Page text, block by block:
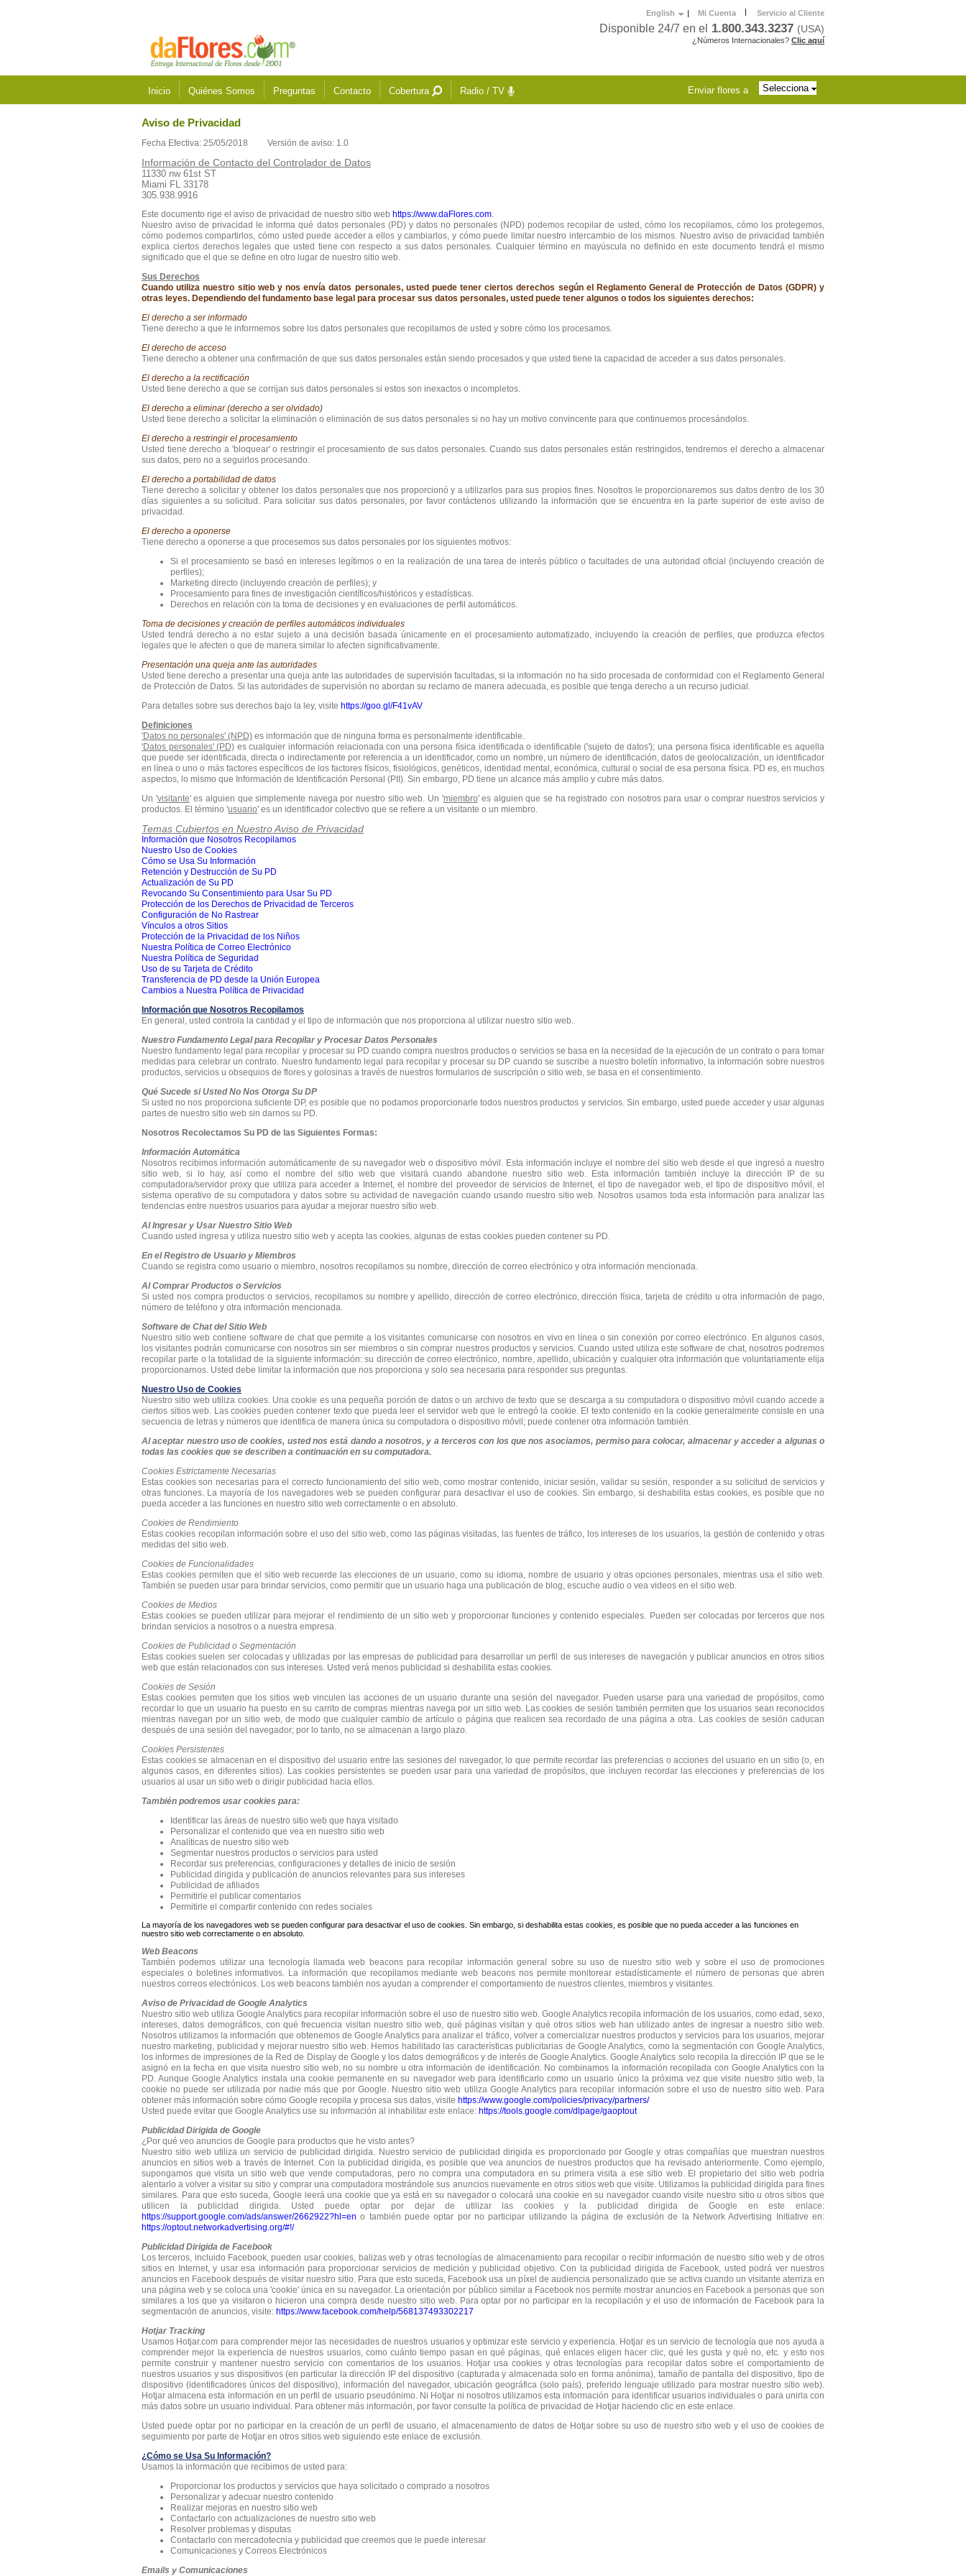
English | Mi Cuenta | Servicio al Cliente
Disponible 24/7 en el 1.800.343.3237 (USA)
¿Números Internacionales? Clic aquí
Inicio Quiénes Somos Preguntas Contacto Cobertura Radio / TV Enviar flores a Selecciona
Aviso de Privacidad
Fecha Efectiva: 25/05/2018 Versión de aviso: 1.0
Información de Contacto del Controlador de Datos
11330 nw 61st ST
Miami FL 33178
305.938.9916
Este documento rige el aviso de privacidad de nuestro sitio web https://www.daFlores.com.
Nuestro aviso de privacidad le informa qué datos personales (PD) y datos no personales (NPD) podemos recopilar de usted, cómo los recopilamos, cómo los protegemos,
cómo podemos compartirlos, cómo usted puede acceder a ellos y cambiarlos, y cómo puede limitar nuestro intercambio de los mismos. Nuestro aviso de privacidad también
explica ciertos derechos legales que usted tiene con respecto a sus datos personales. Cualquier término en mayúscula no definido en este documento tendrá el mismo
significado que el que se define en otro lugar de nuestro sitio web.
Sus Derechos
Cuando utiliza nuestro sitio web y nos envía datos personales, usted puede tener ciertos derechos según el Reglamento General de Protección de Datos (GDPR) y
otras leyes. Dependiendo del fundamento base legal para procesar sus datos personales, usted puede tener algunos o todos los siguientes derechos:
El derecho a ser informado
Tiene derecho a que le informemos sobre los datos personales que recopilamos de usted y sobre cómo los procesamos.
El derecho de acceso
Tiene derecho a obtener una confirmación de que sus datos personales están siendo procesados y que usted tiene la capacidad de acceder a sus datos personales.
El derecho a la rectificación
Usted tiene derecho a que se corrijan sus datos personales si estos son inexactos o incompletos.
El derecho a eliminar (derecho a ser olvidado)
Usted tiene derecho a solicitar la eliminación o eliminación de sus datos personales si no hay un motivo convincente para que continuemos procesándolos.
El derecho a restringir el procesamiento
Usted tiene derecho a 'bloquear' o restringir el procesamiento de sus datos personales. Cuando sus datos personales están restringidos, tendremos el derecho a almacenar
sus datos, pero no a seguirlos procesando.
El derecho a portabilidad de datos
Tiene derecho a solicitar y obtener los datos personales que nos proporcionó y a utilizarlos para sus propios fines. Nosotros le proporcionaremos sus datos dentro de los 30
días siguientes a su solicitud. Para solicitar sus datos personales, por favor contáctenos utilizando la información que se encuentra en la parte superior de este aviso de
privacidad.
El derecho a oponerse
Tiene derecho a oponerse a que procesemos sus datos personales por los siguientes motivos:
Si el procesamiento se basó en intereses legítimos o en la realización de una tarea de interés público o facultades de una autoridad oficial (incluyendo creación de
perfiles);
Marketing directo (incluyendo creación de perfiles); y
Procesamiento para fines de investigación científicos/históricos y estadísticas.
Derechos en relación con la toma de decisiones y en evaluaciones de perfil automáticos.
Toma de decisiones y creación de perfiles automáticos individuales
Usted tendrá derecho a no estar sujeto a una decisión basada únicamente en el procesamiento automatizado, incluyendo la creación de perfiles, que produzca efectos
legales que le afecten o que de manera similar lo afecten significativamente.
Presentación una queja ante las autoridades
Usted tiene derecho a presentar una queja ante las autoridades de supervisión facultadas, si la información no ha sido procesada de conformidad con el Reglamento General
de Protección de Datos. Si las autoridades de supervisión no abordan su reclamo de manera adecuada, es posible que tenga derecho a un recurso judicial.
Para detalles sobre sus derechos bajo la ley, visite https://goo.gl/F41vAV
Definiciones
'Datos no personales' (NPD) es información que de ninguna forma es personalmente identificable.
'Datos personales' (PD) es cualquier información relacionada con una persona física identificada o identificable ('sujeto de datos'); una persona física identificable es aquella
que puede ser identificada, directa o indirectamente por referencia a un identificador, como un nombre, un número de identificación, datos de geolocalización, un identificador
en línea o uno o más factores específicos de los factores físicos, fisiológicos, genéticos, identidad mental, económica, cultural o social de esa persona física. PD es, en muchos
aspectos, lo mismo que Información de Identificación Personal (PII). Sin embargo, PD tiene un alcance más amplio y cubre más datos.
Un 'visitante' es alguien que simplemente navega por nuestro sitio web. Un 'miembro' es alguien que se ha registrado con nosotros para usar o comprar nuestros servicios y
productos. El término 'usuario' es un identificador colectivo que se refiere a un visitante o un miembro.
Temas Cubiertos en Nuestro Aviso de Privacidad
Información que Nosotros Recopilamos
Nuestro Uso de Cookies
Cómo se Usa Su Información
Retención y Destrucción de Su PD
Actualización de Su PD
Revocando Su Consentimiento para Usar Su PD
Protección de los Derechos de Privacidad de Terceros
Configuración de No Rastrear
Vínculos a otros Sitios
Protección de la Privacidad de los Niños
Nuestra Política de Correo Electrónico
Nuestra Política de Seguridad
Uso de su Tarjeta de Crédito
Transferencia de PD desde la Unión Europea
Cambios a Nuestra Política de Privacidad
Información que Nosotros Recopilamos
En general, usted controla la cantidad y el tipo de información que nos proporciona al utilizar nuestro sitio web.
Nuestro Fundamento Legal para Recopilar y Procesar Datos Personales
Nuestro fundamento legal para recopilar y procesar su PD cuando compra nuestros productos o servicios se basa en la necesidad de la ejecución de un contrato o para tomar
medidas para celebrar un contrato. Nuestro fundamento legal para recopilar y procesar su DP cuando se suscribe a nuestro boletín informativo, la información sobre nuestros
productos, servicios u obsequios de flores y golosinas a través de nuestros formularios de suscripción o sitio web, se basa en el consentimiento.
Qué Sucede si Usted No Nos Otorga Su DP
Si usted no nos proporciona suficiente DP, es posible que no podamos proporcionarle todos nuestros productos y servicios. Sin embargo, usted puede acceder y usar algunas
partes de nuestro sitio web sin darnos su PD.
Nosotros Recolectamos Su PD de las Siguientes Formas:
Información Automática
Nosotros recibimos información automáticamente de su navegador web o dispositivo móvil. Esta información incluye el nombre del sitio web desde el que ingresó a nuestro
sitio web, si lo hay, así como el nombre del sitio web que visitará cuando abandone nuestro sitio web. Esta información también incluye la dirección IP de su
computadora/servidor proxy que utiliza para acceder a Internet, el nombre del proveedor de servicios de Internet, el tipo de navegador web, el tipo de dispositivo móvil, el
sistema operativo de su computadora y datos sobre su actividad de navegación cuando usando nuestro sitio web. Nosotros usamos toda esta información para analizar las
tendencias entre nuestros usuarios para ayudar a mejorar nuestro sitio web.
Al Ingresar y Usar Nuestro Sitio Web
Cuando usted ingresa y utiliza nuestro sitio web y acepta las cookies, algunas de estas cookies pueden contener su PD.
En el Registro de Usuario y Miembros
Cuando se registra como usuario o miembro, nosotros recopilamos su nombre, dirección de correo electrónico y otra información mencionada.
Al Comprar Productos o Servicios
Si usted nos compra productos o servicios, recopilamos su nombre y apellido, dirección de correo electrónico, dirección física, tarjeta de crédito u otra información de pago,
número de teléfono y otra información mencionada.
Software de Chat del Sitio Web
Nuestro sitio web contiene software de chat que permite a los visitantes comunicarse con nosotros en vivo en línea o sin conexión por correo electrónico. En algunos casos,
los visitantes podrán comunicarse con nosotros sin ser miembros o sin comprar nuestros productos y servicios. Cuando usted utiliza este software de chat, nosotros podremos
recopilar parte o la totalidad de la siguiente información: su dirección de correo electrónico, nombre, apellido, ubicación y cualquier otra información que voluntariamente elija
proporcionarnos. Usted debe limitar la información que nos proporciona y solo sea necesaria para responder sus preguntas.
Nuestro Uso de Cookies
Nuestro sitio web utiliza cookies. Una cookie es una pequeña porción de datos o un archivo de texto que se descarga a su computadora o dispositivo móvil cuando accede a
ciertos sitios web. Las cookies pueden contener texto que pueda leer el servidor web que le entregó la cookie. El texto contenido en la cookie generalmente consiste en una
secuencia de letras y números que identifica de manera única su computadora o dispositivo móvil; puede contener otra información también.
Al aceptar nuestro uso de cookies, usted nos está dando a nosotros, y a terceros con los que nos asociamos, permiso para colocar, almacenar y acceder a algunas o
todas las cookies que se describen a continuación en su computadora.
Cookies Estrictamente Necesarias
Estas cookies son necesarias para el correcto funcionamiento del sitio web, como mostrar contenido, iniciar sesión, validar su sesión, responder a su solicitud de servicios y
otras funciones. La mayoría de los navegadores web se pueden configurar para desactivar el uso de cookies. Sin embargo, si deshabilita estas cookies, es posible que no
pueda acceder a las funciones en nuestro sitio web correctamente o en absoluto.
Cookies de Rendimiento
Estas cookies recopilan información sobre el uso del sitio web, como las páginas visitadas, las fuentes de tráfico, los intereses de los usuarios, la gestión de contenido y otras
medidas del sitio web.
Cookies de Funcionalidades
Estas cookies permiten que el sitio web recuerde las elecciones de un usuario, como su idioma, nombre de usuario y otras opciones personales, mientras usa el sitio web.
También se pueden usar para brindar servicios, como permitir que un usuario haga una publicación de blog, escuche audio o vea videos en el sitio web.
Cookies de Medios
Estas cookies se pueden utilizar para mejorar el rendimiento de un sitio web y proporcionar funciones y contenido especiales. Pueden ser colocadas por terceros que nos
brindan servicios a nosotros o a nuestra empresa.
Cookies de Publicidad o Segmentación
Estas cookies suelen ser colocadas y utilizadas por las empresas de publicidad para desarrollar un perfil de sus intereses de navegación y publicar anuncios en otros sitios
web que están relacionados con sus intereses. Usted verá menos publicidad si deshabilita estas cookies.
Cookies de Sesión
Estas cookies permiten que los sitios web vinculen las acciones de un usuario durante una sesión del navegador. Pueden usarse para una variedad de propósitos, como
recordar lo que un usuario ha puesto en su carrito de compras mientras navega por un sitio web. Las cookies de sesión también permiten que los usuarios sean reconocidos
mientras navegan por un sitio web, de modo que cualquier cambio de artículo o página que realicen sea recordado de una página a otra. Las cookies de sesión caducan
después de una sesión del navegador; por lo tanto, no se almacenan a largo plazo.
Cookies Persistentes
Estas cookies se almacenan en el dispositivo del usuario entre las sesiones del navegador, lo que permite recordar las preferencias o acciones del usuario en un sitio (o, en
algunos casos, en diferentes sitios). Las cookies persistentes se pueden usar para una variedad de propósitos, que incluyen recordar las elecciones y preferencias de los
usuarios al usar un sitio web o dirigir publicidad hacia ellos.
También podremos usar cookies para:
Identificar las áreas de nuestro sitio web que haya visitado
Personalizar el contenido que vea en nuestro sitio web
Analíticas de nuestro sitio web
Segmentar nuestros productos o servicios para usted
Recordar sus preferencias, configuraciones y detalles de inicio de sesión
Publicidad dirigida y publicación de anuncios relevantes para sus intereses
Publicidad de afiliados
Permitirle el publicar comentarios
Permitirle el compartir contenido con redes sociales
La mayoría de los navegadores web se pueden configurar para desactivar el uso de cookies. Sin embargo, si deshabilita estas cookies, es posible que no pueda acceder a las funciones en
nuestro sitio web correctamente o en absoluto.
Web Beacons
También podemos utilizar una tecnología llamada web beacons para recopilar información general sobre su uso de nuestro sitio web y sobre el uso de promociones
especiales o boletines informativos. La información que recopilamos mediante web beacons nos permite monitorear estadísticamente el número de personas que abren
nuestros correos electrónicos. Los web beacons también nos ayudan a comprender el comportamiento de nuestros clientes, miembros y visitantes.
Aviso de Privacidad de Google Analytics
Nuestro sitio web utiliza Google Analytics para recopilar información sobre el uso de nuestro sitio web. Google Analytics recopila información de los usuarios, como edad, sexo,
intereses, datos demográficos, con qué frecuencia visitan nuestro sitio web, qué páginas visitan y qué otros sitios web han utilizado antes de ingresar a nuestro sitio web.
Nosotros utilizamos la información que obtenemos de Google Analytics para analizar el tráfico, volver a comercializar nuestros productos y servicios para los usuarios, mejorar
nuestro marketing, publicidad y mejorar nuestro sitio web. Hemos habilitado las características publicitarias de Google Analytics, como la segmentación con Google Analytics,
los informes de impresiones de la Red de Display de Google y los datos demográficos y de interés de Google Analytics. Google Analytics solo recopila la dirección IP que se le
asignó en la fecha en que visita nuestro sitio web, no su nombre u otra información de identificación. No combinamos la información recopilada con Google Analytics con la
PD. Aunque Google Analytics instala una cookie permanente en su navegador web para identificarlo como un usuario único la próxima vez que visite nuestro sitio web, la
cookie no puede ser utilizada por nadie más que por Google. Nuestro sitio web utiliza Google Analytics para recopilar información sobre el uso de nuestro sitio web. Para
obtener más información sobre cómo Google recopila y procesa sus datos, visite https://www.google.com/policies/privacy/partners/
Usted puede evitar que Google Analytics use su información al inhabilitar este enlace: https://tools.google.com/dlpage/gaoptout
Publicidad Dirigida de Google
¿Por qué veo anuncios de Google para productos que he visto antes?
Nuestro sitio web utiliza un servicio de publicidad dirigida. Nuestro servicio de publicidad dirigida es proporcionado por Google y otras compañías que muestran nuestros
anuncios en sitios web a través de Internet. Con la publicidad dirigida, es posible que vea anuncios de nuestros productos que ha revisado anteriormente. Como ejemplo,
supongamos que visita un sitio web que vende computadoras, pero no compra una computadora en su primera visita a ese sitio web. El propietario del sitio web podría
alentarlo a volver a visitar su sitio y comprar una computadora mostrándole sus anuncios nuevamente en otros sitios web que visite. Utilizamos la publicidad dirigida para fines
similares. Para que esto suceda, Google leerá una cookie que ya está en su navegador o colocará una cookie en su navegador cuando visite nuestro sitio u otros sitios que
utilicen la publicidad dirigida. Usted puede optar por dejar de utilizar las cookies y la publicidad dirigida de Google en este enlace:
https://support.google.com/ads/answer/2662922?hl=eno también puede optar por no participar utilizando la página de exclusión de la Network Advertising Initiative en:
https://optout.networkadvertising.org/#!/
Publicidad Dirigida de Facebook
Los terceros, incluido Facebook, pueden usar cookies, balizas web y otras tecnologías de almacenamiento para recopilar o recibir información de nuestro sitio web y de otros
sitios en Internet, y usar esa información para proporcionar servicios de medición y publicidad objetivo. Con la publicidad dirigida de Facebook, usted podrá ver nuestros
anuncios en Facebook después de visitar nuestro sitio. Para que esto suceda, Facebook usa un píxel de audiencia personalizado que se activa cuando un visitante aterriza en
una página web y se coloca una 'cookie' única en su navegador. La orientación por público similar a Facebook nos permite mostrar anuncios en Facebook a personas que son
similares a los que ya visitaron o hicieron una compra desde nuestro sitio web. Para optar por no participar en la recopilación y el uso de información de Facebook para la
segmentación de anuncios, visite: https://www.facebook.com/help/568137493302217
Hotjar Tracking
Usamos Hotjar.com para comprender mejor las necesidades de nuestros usuarios y optimizar este servicio y experiencia. Hotjar es un servicio de tecnología que nos ayuda a
comprender mejor la experiencia de nuestros usuarios, como cuánto tiempo pasan en qué páginas, qué enlaces eligen hacer clic, qué les gusta y qué no, etc. y esto nos
permite construir y mantener nuestro servicio con comentarios de los usuarios. Hotjar usa cookies y otras tecnologías para recopilar datos sobre el comportamiento de
nuestros usuarios y sus dispositivos (en particular la dirección IP del dispositivo (capturada y almacenada solo en forma anónima), tamaño de pantalla del dispositivo, tipo de
dispositivo (identificadores únicos del dispositivo), información del navegador, ubicación geográfica (solo país), preferido lenguaje utilizado para mostrar nuestro sitio web).
Hotjar almacena esta información en un perfil de usuario pseudónimo. Ni Hotjar ni nosotros utilizamos esta información para identificar usuarios individuales o para unirla con
más datos sobre un usuario individual. Para obtener más información, por favor consulte la política de privacidad de Hotjar haciendo clic en este enlace.
Usted puede optar por no participar en la creación de un perfil de usuario, el almacenamiento de datos de Hotjar sobre su uso de nuestro sitio web y el uso de cookies de
seguimiento por parte de Hotjar en otros sitios web siguiendo este enlace de exclusión.
¿Cómo se Usa Su Información?
Usamos la información que recibimos de usted para:
Proporcionar los productos y servicios que haya solicitado o comprado a nosotros
Personalizar y adecuar nuestro contenido
Realizar mejoras en nuestro sitio web
Contactarlo con actualizaciones de nuestro sitio web
Resolver problemas y disputas
Contactarlo con mercadotecnia y publicidad que creemos que le puede interesar
Comunicaciones y Correos Electrónicos
Emails y Comunicaciones